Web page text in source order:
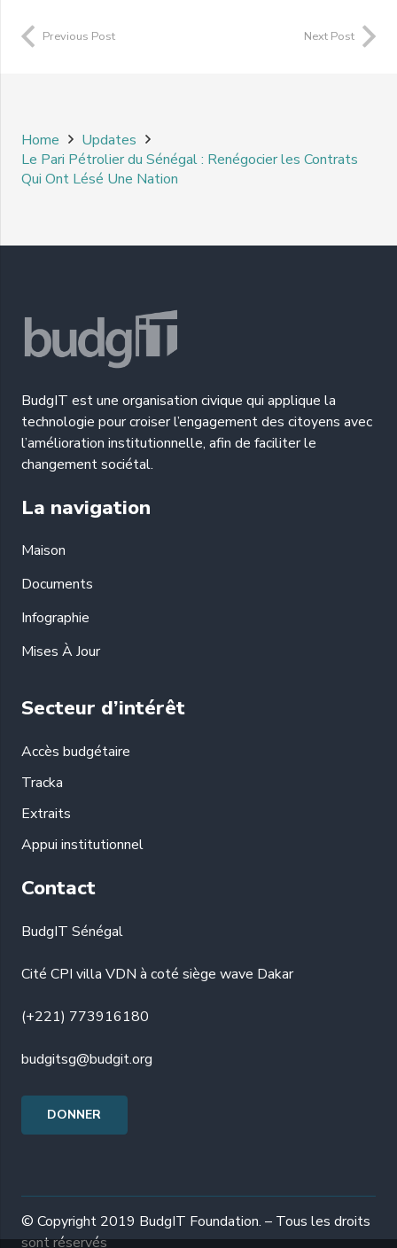
Previous Post Next Post
Home
Updates
Le Pari Pétrolier du Sénégal : Renégocier les Contrats
Qui Ont Lésé Une Nation
BudgIT est une organisation civique qui applique la
technologie pour croiser l’engagement des citoyens avec
l’amélioration institutionnelle, afin de faciliter le
changement sociétal.
La navigation
Maison
Documents
Infographie
Mises À Jour
Secteur d’intérêt
Accès budgétaire
Tracka
Extraits
Appui institutionnel
Contact
BudgIT Sénégal
Cité CPI villa VDN à coté siège wave Dakar
(+221) 773916180
budgitsg@budgit.org
DONNER
© Copyright 2019 BudgIT Foundation. – Tous les droits
sont réservés